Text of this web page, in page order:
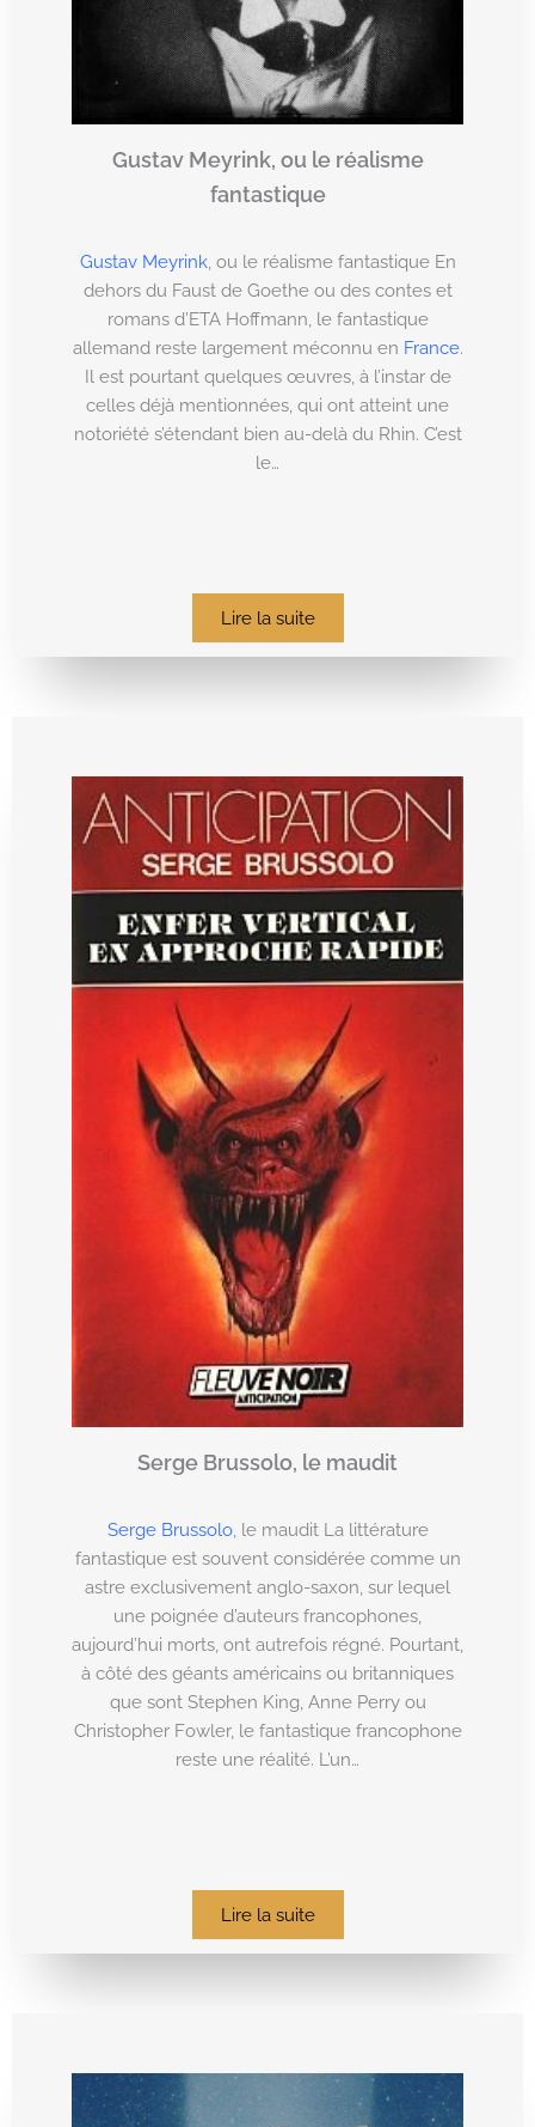
Gustav Meyrink, ou le réalisme
fantastique
Gustav Meyrink, ou le réalisme fantastique En
dehors du Faust de Goethe ou des contes et
romans d’ETA Hoffmann, le fantastique
allemand reste largement méconnu en France.
Il est pourtant quelques œuvres, à l’instar de
celles déjà mentionnées, qui ont atteint une
notoriété s’étendant bien au-delà du Rhin. C’est
le…
Lire la suite
Serge Brussolo, le maudit
Serge Brussolo, le maudit La littérature
fantastique est souvent considérée comme un
astre exclusivement anglo-saxon, sur lequel
une poignée d’auteurs francophones,
aujourd’hui morts, ont autrefois régné. Pourtant,
à côté des géants américains ou britanniques
que sont Stephen King, Anne Perry ou
Christopher Fowler, le fantastique francophone
reste une réalité. L’un…
Lire la suite